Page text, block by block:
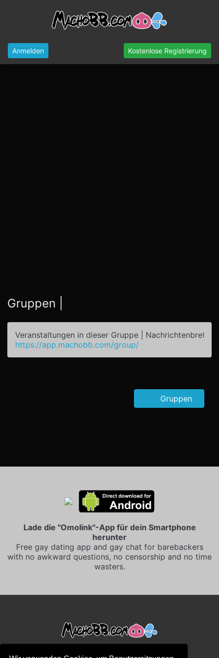
Anmelden Kostenlose Registrierung
Gruppen |
Veranstaltungen in dieser Gruppe | Nachrichtenbrett
https://app.machobb.com/group/
Gruppen
Lade die "Omolink"-App für dein Smartphone
herunter
Free gay dating app and gay chat for barebackers
with no awkward questions, no censorship and no time
wasters.